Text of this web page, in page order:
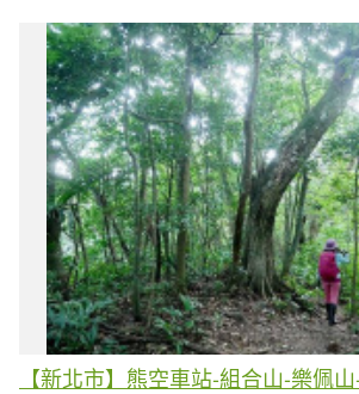
【新北市】熊空車站-組合山-樂佩